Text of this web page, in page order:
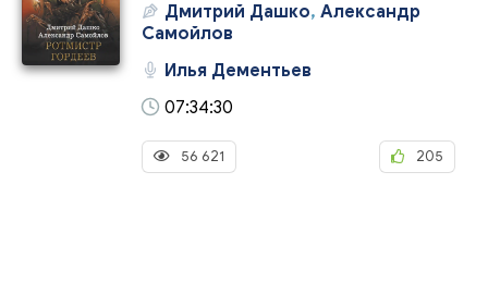
Дмитрий Дашко, Александр
Самойлов
Илья Дементьев
07:34:30
56 621 205